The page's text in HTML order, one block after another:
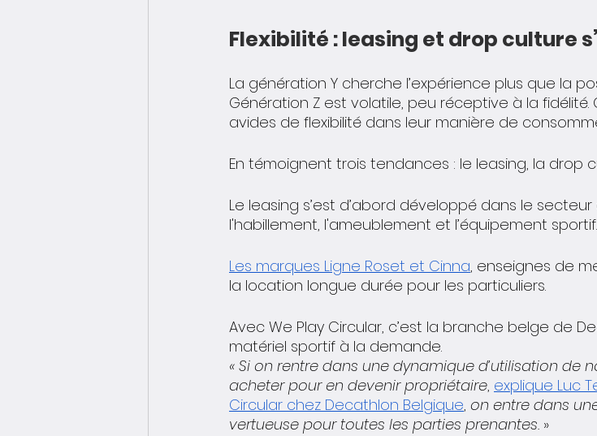
Flexibilité : leasing et drop culture
La génération Y cherche l’expérience plus que la
Génération Z est volatile, peu réceptive à la
avides de flexibilité dans leur manière de
En témoignent trois tendances : le leasing, la drop
Le leasing s’est d’abord développé dans le
l'habillement, l'ameublement et l’équipement sportif.
Les marques Ligne Roset et Cinna, enseignes de
la location longue durée pour les particuliers.
Avec We Play Circular, c’est la branche belge de
matériel sportif à la demande.
« Si on rentre dans une dynamique d’utilisation de
acheter pour en devenir propriétaire, explique Luc
Circular chez Decathlon Belgique, on entre dans
vertueuse pour toutes les parties prenantes. »